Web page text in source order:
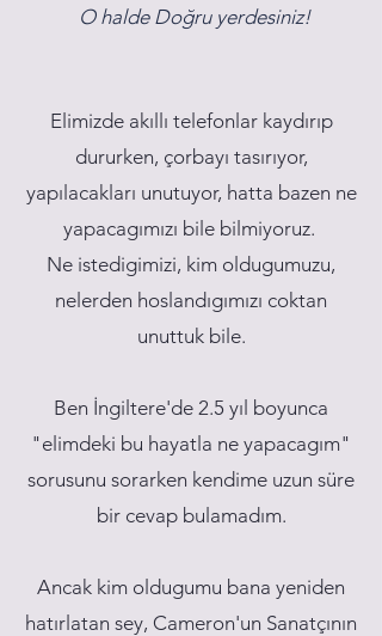
O halde Doğru yerdesiniz!
Elimizde akıllı telefonlar kaydırıp
dururken, çorbayı tasırıyor,
yapılacakları unutuyor, hatta bazen ne
yapacagımızı bile bilmiyoruz.
Ne istedigimizi, kim oldugumuzu,
nelerden hoslandıgımızı coktan
unuttuk bile.
Ben İngiltere'de 2.5 yıl boyunca
"elimdeki bu hayatla ne yapacagım"
sorusunu sorarken kendime uzun süre
bir cevap bulamadım.
Ancak kim oldugumu bana yeniden
hatırlatan sey, Cameron'un Sanatçının